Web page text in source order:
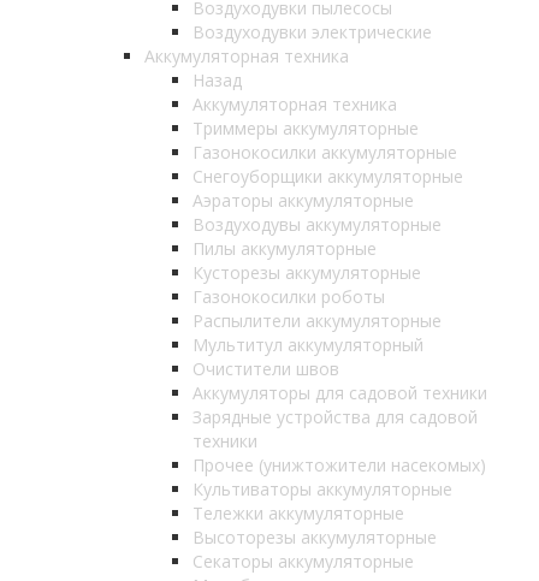
Воздуходувки пылесосы
Воздуходувки электрические
Аккумуляторная техника
Назад
Аккумуляторная техника
Триммеры аккумуляторные
Газонокосилки аккумуляторные
Снегоуборщики аккумуляторные
Аэраторы аккумуляторные
Воздуходувы аккумуляторные
Пилы аккумуляторные
Кусторезы аккумуляторные
Газонокосилки роботы
Распылители аккумуляторные
Мультитул аккумуляторный
Очистители швов
Аккумуляторы для садовой техники
Зарядные устройства для садовой
техники
Прочее (унижтожители насекомых)
Культиваторы аккумуляторные
Тележки аккумуляторные
Высоторезы аккумуляторные
Секаторы аккумуляторные